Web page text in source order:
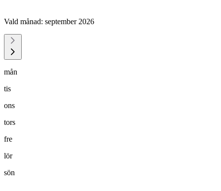
Vald månad: september 2026
mån
tis
ons
tors
fre
lör
sön